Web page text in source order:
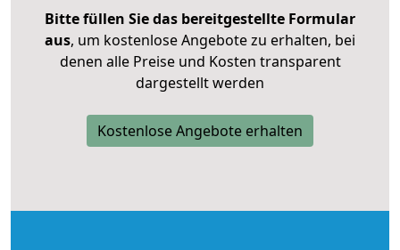
Bitte füllen Sie das bereitgestellte Formular
aus, um kostenlose Angebote zu erhalten, bei
denen alle Preise und Kosten transparent
dargestellt werden
Kostenlose Angebote erhalten